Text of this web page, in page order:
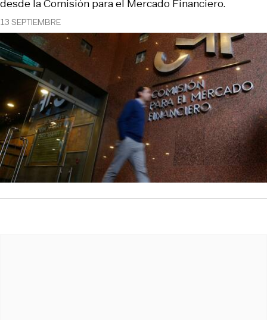
13 SEPTIEMBRE
desde la Comisión para el Mercado Financiero.